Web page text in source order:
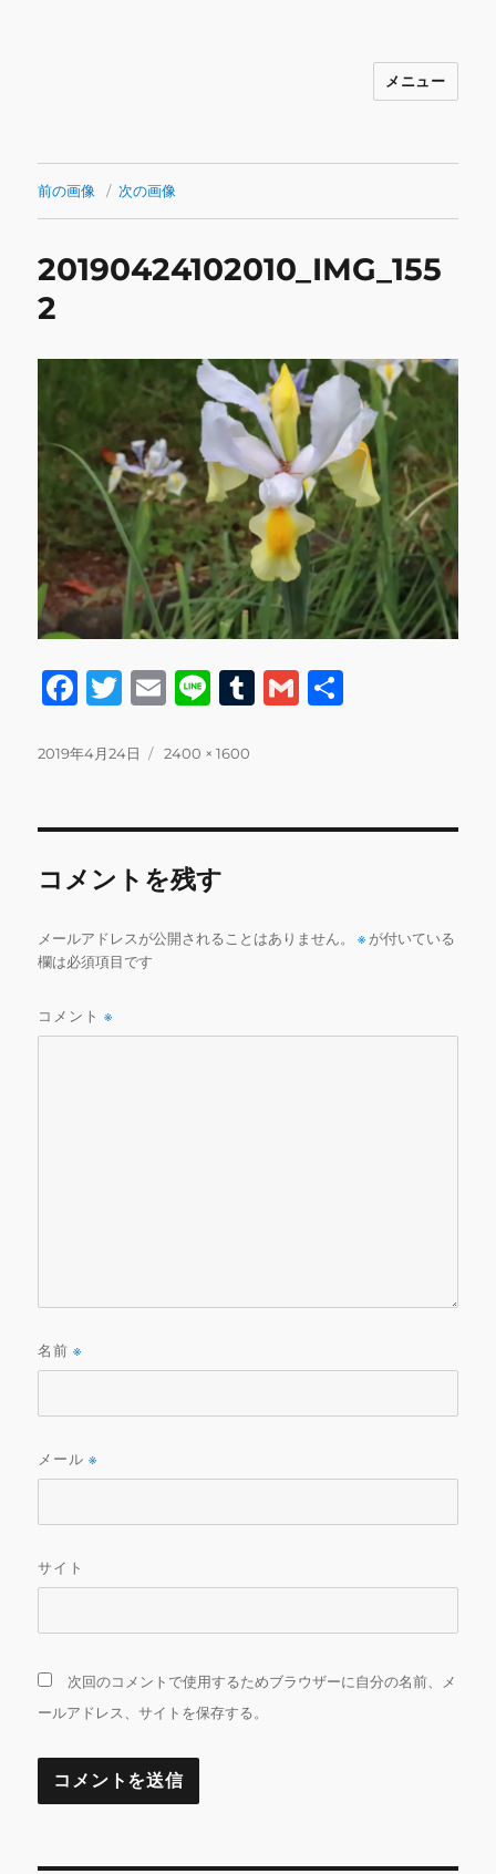
INNOCENCE ～日常に彩りを～ フ
物 etc販売 江戸川区瑞江
メニュー
前の画像 次の画像
20190424102010_IMG_155
2
F
c
b
o
o
k
T
it
r
E
ai
Li
e
T
r
G
投
2019年4月24日
フ
2400 × 1600
コメントを残す
メールアドレスが公開されることはありません。 ※ が付いている
欄は必須項目です
コメント※
名前※
メール※
サイト
次回のコメントで使用するためブラウザーに自分の名前、メ
ールアドレス、サイトを保存する。